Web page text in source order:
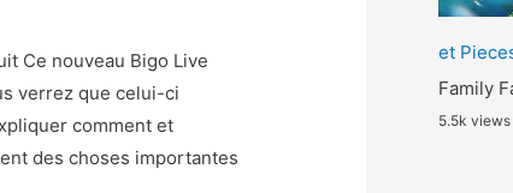
Ce nouveau Bigo Live
verrez que celui-ci
comment et
des choses importantes
et
Family
5.5k views